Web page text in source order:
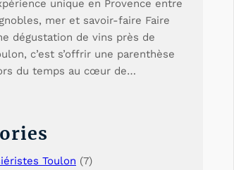
unique en Provence entre
mer et savoir-faire Faire
dégustation de vins près de
c’est s’offrir une parenthèse
du temps au cœur de…
Toulon (7)